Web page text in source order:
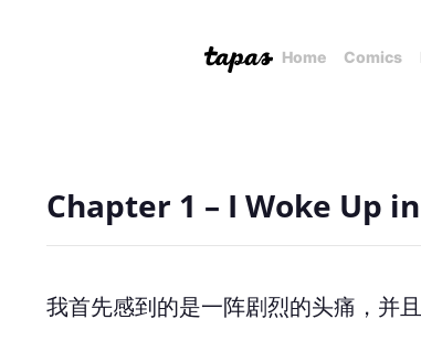
Home Comics
Chapter 1 – I Woke Up
我首先感到的是一阵剧烈的头痛，并